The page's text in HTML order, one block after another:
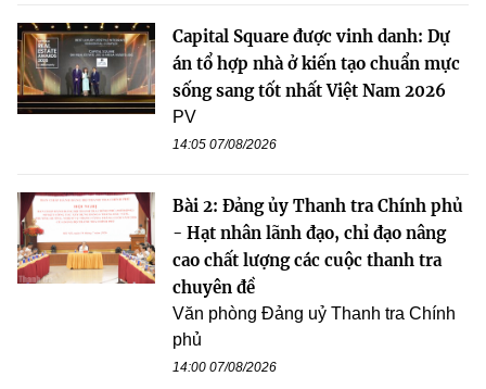
Capital Square được vinh danh: Dự
án tổ hợp nhà ở kiến tạo chuẩn mực
sống sang tốt nhất Việt Nam 2026
PV
14:05 07/08/2026
Bài 2: Đảng ủy Thanh tra Chính phủ
- Hạt nhân lãnh đạo, chỉ đạo nâng
cao chất lượng các cuộc thanh tra
chuyên đề
Văn phòng Đảng uỷ Thanh tra Chính
phủ
14:00 07/08/2026